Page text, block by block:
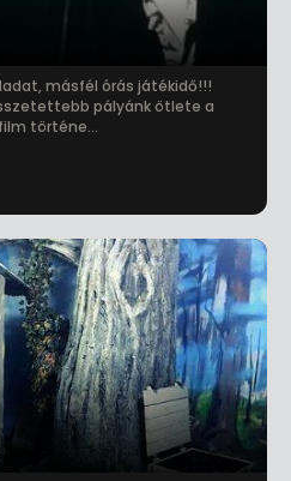
másfél órás játékidő!!!
pályánk ötlete a
történe...